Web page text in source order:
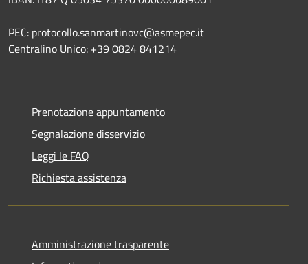
PEC: protocollo.sanmartinovc@asmepec.it
Centralino Unico: +39 0824 841214
Prenotazione appuntamento
Segnalazione disservizio
Leggi le FAQ
Richiesta assistenza
Amministrazione trasparente